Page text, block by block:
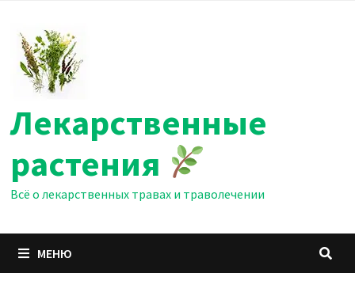
содержимому
Лекарственные
растения
Всё о лекарственных травах и траволечении
МЕНЮ